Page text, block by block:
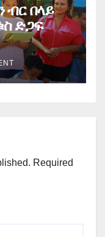
ብር በላይ
ድጋፍ
Required